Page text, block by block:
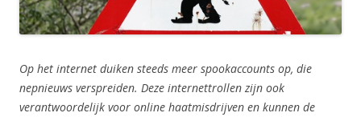
Op het internet duiken steeds meer spookaccounts op, die
nepnieuws verspreiden. Deze internettrollen zijn ook
verantwoordelijk voor online haatmisdrijven en kunnen de